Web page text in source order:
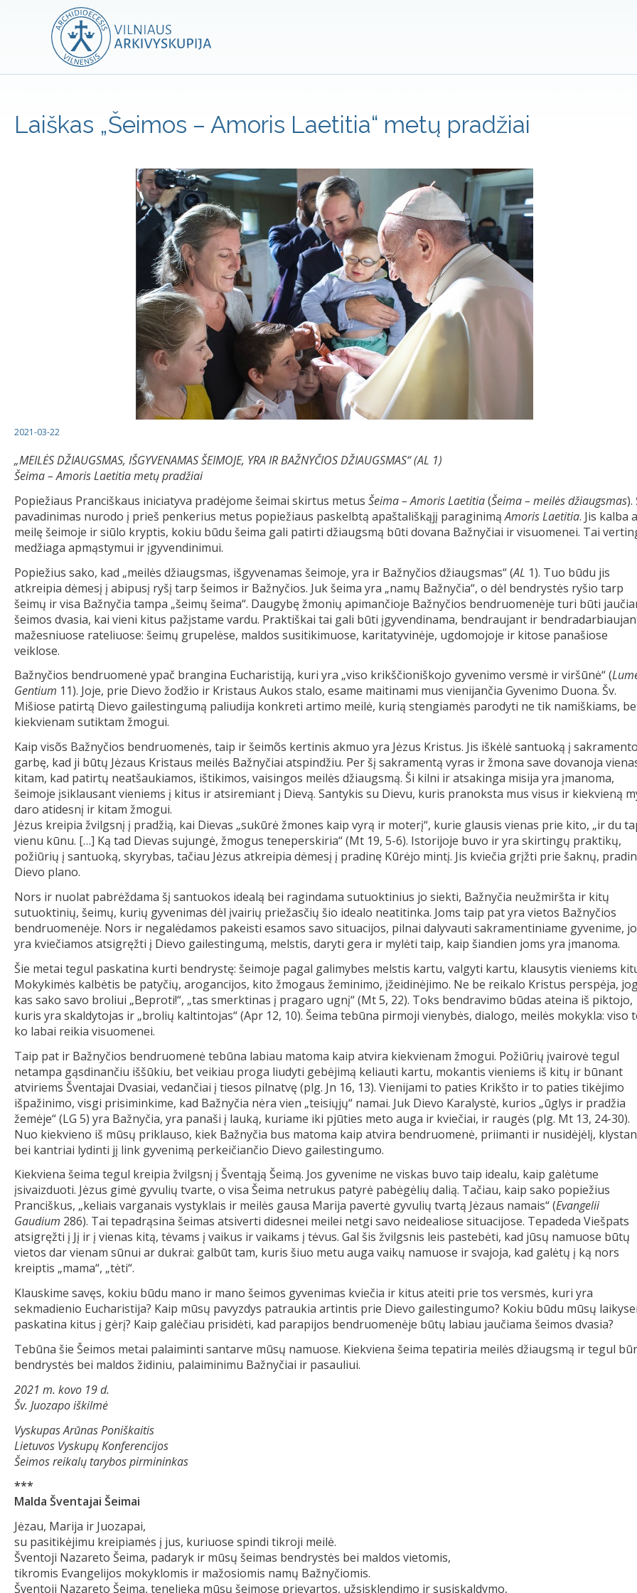
Laiškas „Šeimos – Amoris Laetitia“ metų pradžiai
2021-03-22
„MEILĖS DŽIAUGSMAS, IŠGYVENAMAS ŠEIMOJE, YRA IR BAŽNYČIOS DŽIAUGSMAS“ (AL 1)
Šeima – Amoris Laetitia metų pradžiai
Popiežiaus Pranciškaus iniciatyva pradėjome šeimai skirtus metus Šeima – Amoris Laetitia(Šeima – meilės džiaugsmas).
pavadinimas nurodo į prieš penkerius metus popiežiaus paskelbtą apaštališkąjį paraginimąAmoris Laetitia. Jis kalba
meilę šeimoje ir siūlo kryptis, kokiu būdu šeima gali patirti džiaugsmą būti dovana Bažnyčiai ir visuomenei. Tai
medžiaga apmąstymui ir įgyvendinimui.
Popiežius sako, kad „meilės džiaugsmas, išgyvenamas šeimoje, yra ir Bažnyčios džiaugsmas“ (AL 1). Tuo būdu jis
atkreipia dėmesį į abipusį ryšį tarp šeimos ir Bažnyčios. Juk šeima yra „namų Bažnyčia“, o dėl bendrystės ryšio tarp
šeimų ir visa Bažnyčia tampa „šeimų šeima“. Daugybę žmonių apimančioje Bažnyčios bendruomenėje turi būti
šeimos dvasia, kai vieni kitus pažįstame vardu. Praktiškai tai gali būti įgyvendinama, bendraujant ir
mažesniuose rateliuose: šeimų grupelėse, maldos susitikimuose, karitatyvinėje, ugdomojoje ir kitose panašiose
veiklose.
Bažnyčios bendruomenė ypač brangina Eucharistiją, kuri yra „viso krikščioniškojo gyvenimo versmė ir viršūnė“ (
Gentium 11). Joje, prie Dievo žodžio ir Kristaus Aukos stalo, esame maitinami mus vienijančia Gyvenimo Duona. Šv.
Mišiose patirtą Dievo gailestingumą paliudija konkreti artimo meilė, kurią stengiamės parodyti ne tik namiškiams,
kiekvienam sutiktam žmogui.
Kaip visõs Bažnyčios bendruomenės, taip ir šeimõs kertinis akmuo yra Jėzus Kristus. Jis iškėlė santuoką į sakramento
garbę, kad ji būtų Jėzaus Kristaus meilės Bažnyčiai atspindžiu. Per šį sakramentą vyras ir žmona save dovanoja
kitam, kad patirtų neatšaukiamos, ištikimos, vaisingos meilės džiaugsmą. Ši kilni ir atsakinga misija yra įmanoma,
šeimoje įsiklausant vieniems į kitus ir atsiremiant į Dievą. Santykis su Dievu, kuris pranoksta mus visus ir kiekvieną
daro atidesnį ir kitam žmogui.
Jėzus kreipia žvilgsnį į pradžią, kai Dievas „sukūrė žmones kaip vyrą ir moterį“, kurie glausis vienas prie kito, „ir du
vienu kūnu. […] Ką tad Dievas sujungė, žmogus teneperskiria“ (Mt 19, 5-6). Istorijoje buvo ir yra skirtingų praktikų,
požiūrių į santuoką, skyrybas, tačiau Jėzus atkreipia dėmesį į pradinę Kūrėjo mintį. Jis kviečia grįžti prie šaknų,
Dievo plano.
Nors ir nuolat pabrėždama šį santuokos idealą bei ragindama sutuoktinius jo siekti, Bažnyčia neužmiršta ir kitų
sutuoktinių, šeimų, kurių gyvenimas dėl įvairių priežasčių šio idealo neatitinka. Joms taip pat yra vietos Bažnyčios
bendruomenėje. Nors ir negalėdamos pakeisti esamos savo situacijos, pilnai dalyvauti sakramentiniame gyvenime,
yra kviečiamos atsigręžti į Dievo gailestingumą, melstis, daryti gera ir mylėti taip, kaip šiandien joms yra įmanoma.
Šie metai tegul paskatina kurti bendrystę: šeimoje pagal galimybes melstis kartu, valgyti kartu, klausytis vieniems
Mokykimės kalbėtis be patyčių, arogancijos, kito žmogaus žeminimo, įžeidinėjimo. Ne be reikalo Kristus perspėja,
kas sako savo broliui „Beproti!“, „tas smerktinas į pragaro ugnį“ (Mt 5, 22). Toks bendravimo būdas ateina iš piktojo,
kuris yra skaldytojas ir „brolių kaltintojas“ (Apr 12, 10). Šeima tebūna pirmoji vienybės, dialogo, meilės mokykla: viso
ko labai reikia visuomenei.
Taip pat ir Bažnyčios bendruomenė tebūna labiau matoma kaip atvira kiekvienam žmogui. Požiūrių įvairovė tegul
netampa gąsdinančiu iššūkiu, bet veikiau proga liudyti gebėjimą keliauti kartu, mokantis vieniems iš kitų ir būnant
atviriems Šventajai Dvasiai, vedančiai į tiesos pilnatvę (plg. Jn 16, 13). Vienijami to paties Krikšto ir to paties tikėjimo
išpažinimo, visgi prisiminkime, kad Bažnyčia nėra vien „teisiųjų“ namai. Juk Dievo Karalystė, kurios „ūglys ir pradžia
žemėje“ (LG 5) yra Bažnyčia, yra panaši į lauką, kuriame iki pjūties meto auga ir kviečiai, ir raugės (plg. Mt 13, 24-30).
Nuo kiekvieno iš mūsų priklauso, kiek Bažnyčia bus matoma kaip atvira bendruomenė, priimanti ir nusidėjėlį,
bei kantriai lydinti jį link gyvenimą perkeičiančio Dievo gailestingumo.
Kiekviena šeima tegul kreipia žvilgsnį į Šventąją Šeimą. Jos gyvenime ne viskas buvo taip idealu, kaip galėtume
įsivaizduoti. Jėzus gimė gyvulių tvarte, o visa Šeima netrukus patyrė pabėgėlių dalią. Tačiau, kaip sako popiežius
Pranciškus, „keliais varganais vystyklais ir meilės gausa Marija pavertė gyvulių tvartą Jėzaus namais“ (Evangelii
Gaudium 286). Tai tepadrąsina šeimas atsiverti didesnei meilei netgi savo neidealiose situacijose. Tepadeda Viešpats
atsigręžti į Jį ir į vienas kitą, tėvams į vaikus ir vaikams į tėvus. Gal šis žvilgsnis leis pastebėti, kad jūsų namuose būtų
vietos dar vienam sūnui ar dukrai: galbūt tam, kuris šiuo metu auga vaikų namuose ir svajoja, kad galėtų į ką nors
kreiptis „mama“, „tėti“.
Klauskime savęs, kokiu būdu mano ir mano šeimos gyvenimas kviečia ir kitus ateiti prie tos versmės, kuri yra
sekmadienio Eucharistija? Kaip mūsų pavyzdys patraukia artintis prie Dievo gailestingumo? Kokiu būdu mūsų
paskatina kitus į gėrį? Kaip galėčiau prisidėti, kad parapijos bendruomenėje būtų labiau jaučiama šeimos dvasia?
Tebūna šie Šeimos metai palaiminti santarve mūsų namuose. Kiekviena šeima tepatiria meilės džiaugsmą ir tegul
bendrystės bei maldos židiniu, palaiminimu Bažnyčiai ir pasauliui.
2021 m. kovo 19 d.
Šv. Juozapo iškilmė
Vyskupas Arūnas Poniškaitis
Lietuvos Vyskupų Konferencijos
Šeimos reikalų tarybos pirmininkas
***
Malda Šventajai Šeimai
Jėzau, Marija ir Juozapai,
su pasitikėjimu kreipiamės į jus, kuriuose spindi tikroji meilė.
Šventoji Nazareto Šeima, padaryk ir mūsų šeimas bendrystės bei maldos vietomis,
tikromis Evangelijos mokyklomis ir mažosiomis namų Bažnyčiomis.
Šventoji Nazareto Šeima, tenelieka mūsų šeimose prievartos, užsisklendimo ir susiskaldymo,